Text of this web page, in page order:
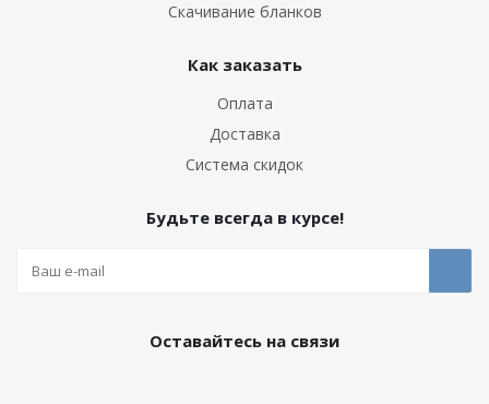
Скачивание бланков
Как заказать
Оплата
Доставка
Система скидок
Будьте всегда в курсе!
Оставайтесь на связи